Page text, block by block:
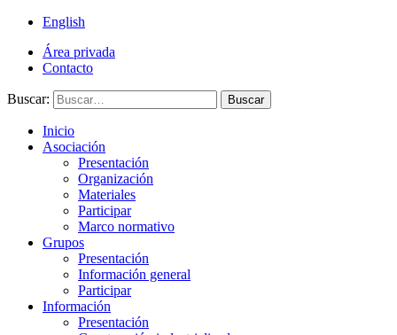
English
Área privada
Contacto
Buscar: Buscar
Inicio
Asociación
Presentación
Organización
Materiales
Participar
Marco normativo
Grupos
Presentación
Información general
Participar
Información
Presentación